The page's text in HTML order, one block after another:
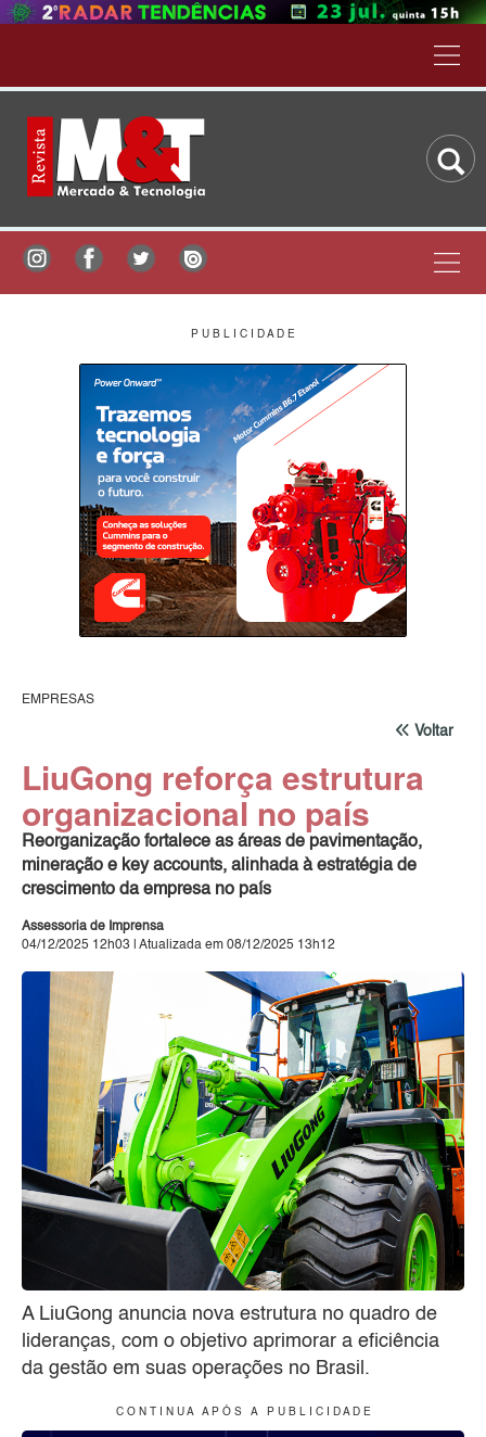
P U B L I C I D A D E
EMPRESAS
Voltar
LiuGong reforça estrutura
organizacional no país
Reorganização fortalece as áreas de pavimentação,
mineração e key accounts, alinhada à estratégia de
crescimento da empresa no país
Assessoria de Imprensa
04/12/2025 12h03 | Atualizada em 08/12/2025 13h12
A LiuGong anuncia nova estrutura no quadro de
lideranças, com o objetivo aprimorar a eficiência
da gestão em suas operações no Brasil.
C O N T I N U A A P Ó S A P U B L I C I D A D E